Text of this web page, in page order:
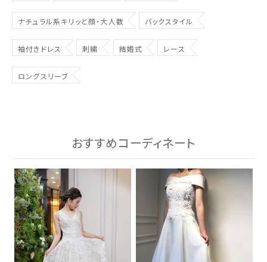
ナチュラル系キリッと顔・大人数 バックスタイル
袖付きドレス 刺繍 結婚式 レース
ロングスリーブ
おすすめコーディネート